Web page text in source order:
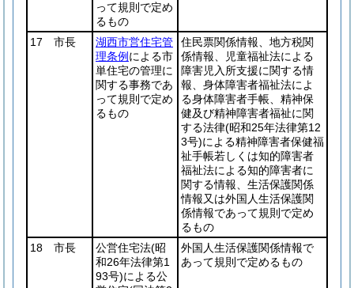
って規則で定め
るもの
17 市長
湖西市営住宅管
理条例 による市
単住宅の管理に
関する事務であ
って規則で定め
るもの
住民票関係情報、地方税関
係情報、児童福祉法による
障害児入所支援に関する情
報、身体障害者福祉法によ
る身体障害者手帳、精神保
健及び精神障害者福祉に関
する法律(昭和25年法律第12
3号)による精神障害者保健福
祉手帳若しくは知的障害者
福祉法による知的障害者に
関する情報、生活保護関係
情報又は外国人生活保護関
係情報であって規則で定め
るもの
18 市長
公営住宅法(昭
和26年法律第1
93号)による公
外国人生活保護関係情報で
あって規則で定めるもの